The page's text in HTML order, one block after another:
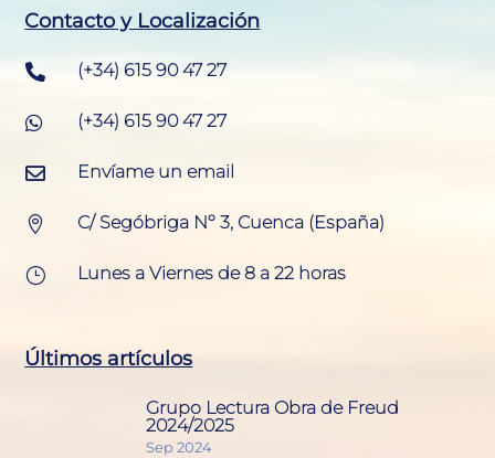
Contacto y Localización
 (+34) 615 90 47 27
 (+34) 615 90 47 27
 Envíame un email
 C/ Segóbriga Nº 3, Cuenca (España)
} Lunes a Viernes de 8 a 22 horas
Últimos artículos
Grupo Lectura Obra de Freud
2024/2025
Sep 2024